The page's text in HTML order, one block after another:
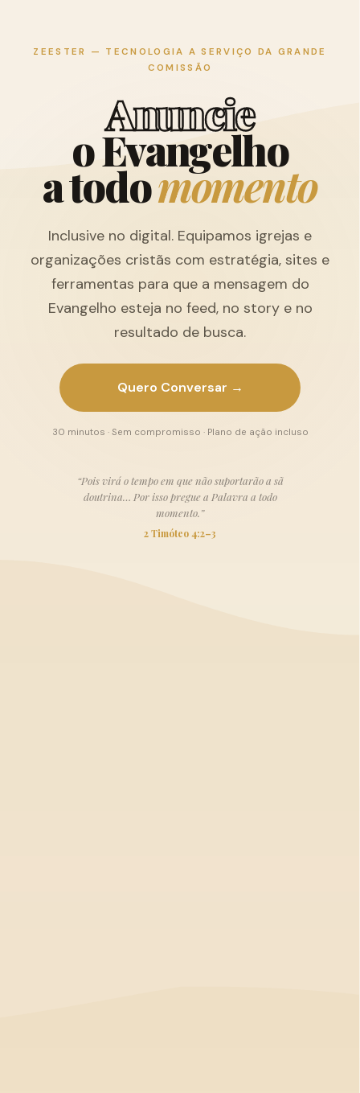
ZEESTER — TECNOLOGIA A SERVIÇO DA GRANDE
COMISSÃO
Anuncie
oEvangelho
atodomomento
Inclusive no digital. Equipamos igrejas e
organizações cristãs com estratégia, sites e
ferramentas para que a mensagem do
Evangelho esteja no feed, no story e no
resultado de busca.
Quero Conversar →
30 minutos · Sem compromisso · Plano de ação incluso
“Pois virá o tempo em que não suportarão a sã
doutrina… Por isso pregue a Palavra a todo
momento.”
2 Timóteo 4:2–3